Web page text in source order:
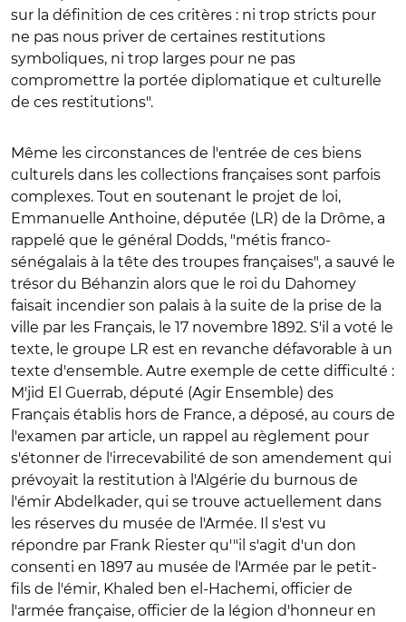
sur la définition de ces critères : ni trop stricts pour
ne pas nous priver de certaines restitutions
symboliques, ni trop larges pour ne pas
compromettre la portée diplomatique et culturelle
de ces restitutions".
Même les circonstances de l'entrée de ces biens
culturels dans les collections françaises sont parfois
complexes. Tout en soutenant le projet de loi,
Emmanuelle Anthoine, députée (LR) de la Drôme, a
rappelé que le général Dodds, "métis franco-
sénégalais à la tête des troupes françaises", a sauvé le
trésor du Béhanzin alors que le roi du Dahomey
faisait incendier son palais à la suite de la prise de la
ville par les Français, le 17 novembre 1892. S'il a voté le
texte, le groupe LR est en revanche défavorable à un
texte d'ensemble. Autre exemple de cette difficulté :
M'jid El Guerrab, député (Agir Ensemble) des
Français établis hors de France, a déposé, au cours de
l'examen par article, un rappel au règlement pour
s'étonner de l'irrecevabilité de son amendement qui
prévoyait la restitution à l'Algérie du burnous de
l'émir Abdelkader, qui se trouve actuellement dans
les réserves du musée de l'Armée. Il s'est vu
répondre par Frank Riester qu'"il s'agit d'un don
consenti en 1897 au musée de l'Armée par le petit-
fils de l'émir, Khaled ben el-Hachemi, officier de
l'armée française, officier de la légion d'honneur en